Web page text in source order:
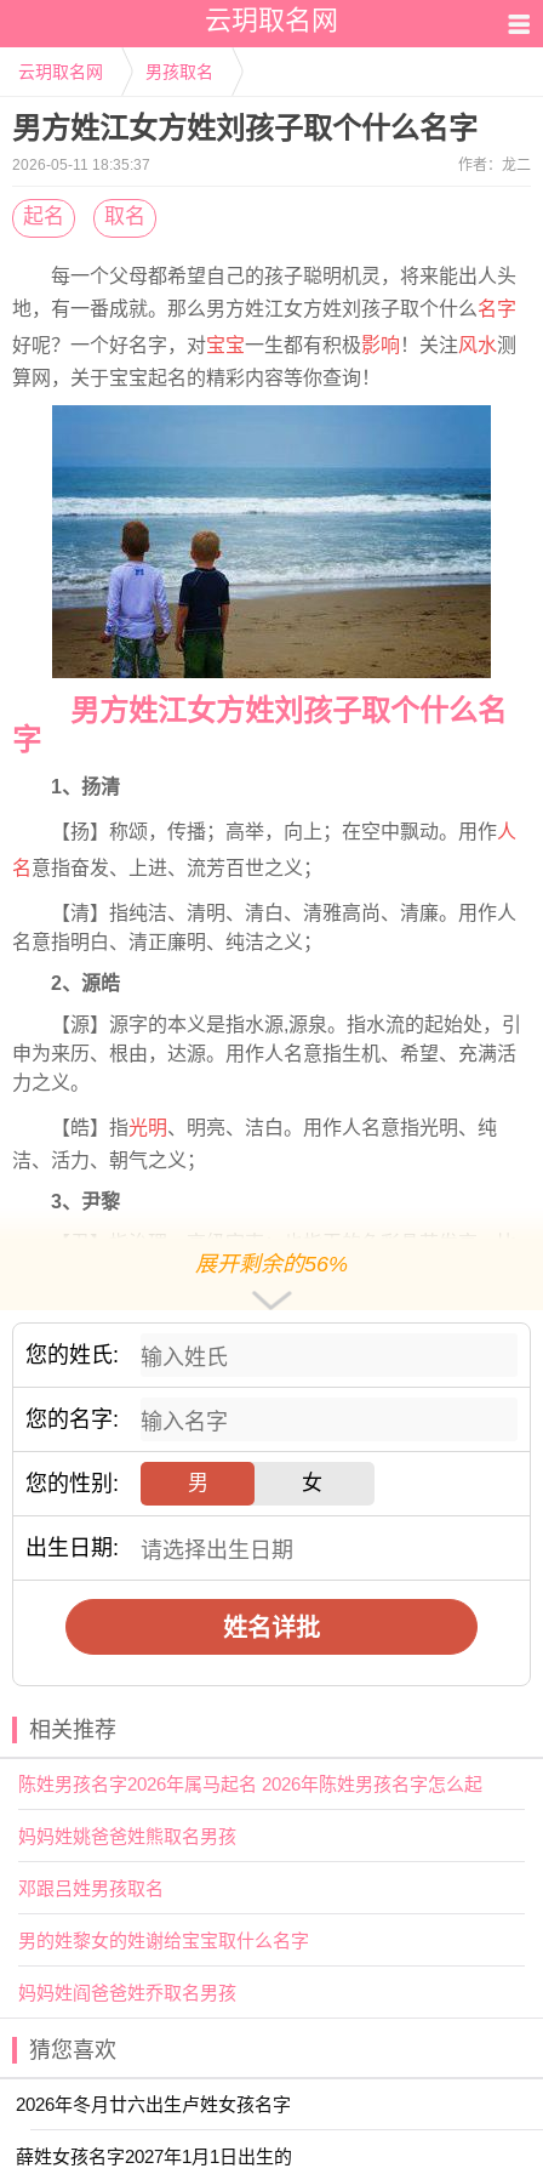
云玥取名网
云玥取名网 男孩取名
男方姓江女方姓刘孩子取个什么名字
2026-05-11 18:35:37 作者： 龙二
起名 取名
每一个父母都希望自己的孩子聪明机灵，将来能出人头
地，有一番成就。那么男方姓江女方姓刘孩子取个什么名字
好呢？一个好名字，对宝宝一生都有积极影响 ！关注风水测
算网，关于宝宝起名的精彩内容等你查询！
男方姓江女方姓刘孩子取个什么名
字
1、扬清
【扬】称颂，传播；高举，向上；在空中飘动。用作人
名意指奋发、上进、流芳百世之义；
【清】指纯洁、清明、清白、清雅高尚、清廉。用作人
名意指明白、清正廉明、纯洁之义；
2、源皓
【源】源字的本义是指水源,源泉。指水流的起始处，引
申为来历、根由，达源。用作人名意指生机、希望、充满活
力之义。
【皓】指光明、明亮、洁白。用作人名意指光明、纯
洁、活力、朝气之义；
3、尹黎
喻品德高尚纯洁。用作人名意指尊贵、井然有序、品德高尚
【黎】众，众多；比及，等到；年纪大；黑色。用作人
名意指沉稳、博学、生机勃勃之义；
4、易明
【易】和悦，和蔼，如平易近人；不费力，如容易；改
变，如易心。用作人名意指守信、平易近人之义；
英明，贤明。用作人名意指明理、明智、睿智。
5、婉吟
【婉】本义为柔顺，也指顺从或婉转，引申为温柔或美
【吟】一般指吟咏，诵读，富有作诗的情怀；也指叹
息，痛苦的声音。用作人名意指有学问、有文化、文笔好、
口齿清晰之义；
江姓宝宝起名宜用字
读jīng时指一种小竹。用作人名意指美貌、清秀之义；
【佟】姓。用作人名意指心地善良、优雅美丽、知书达
理之义；
江姓宝宝取名热门精选
【临悠】 【伊然】 【书语】 【元芷】
【于渊】 【亦仁】 【亦航】 【一棠】
展开剩余的56%
您的姓氏:
您的名字:
您的性别: 男 女
出生日期:
姓名详批
相关推荐
陈姓男孩名字2026年属马起名 2026年陈姓男孩名字怎么起
妈妈姓姚爸爸姓熊取名男孩
邓跟吕姓男孩取名
男的姓黎女的姓谢给宝宝取什么名字
妈妈姓阎爸爸姓乔取名男孩
猜您喜欢
2026年冬月廿六出生卢姓女孩名字
薛姓女孩名字2027年1月1日出生的